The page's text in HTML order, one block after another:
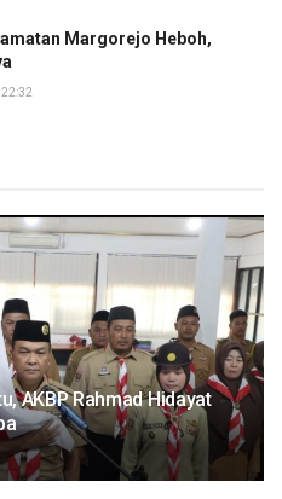
Margorejo Heboh,
22:32
AKBP Rahmad Hidayat